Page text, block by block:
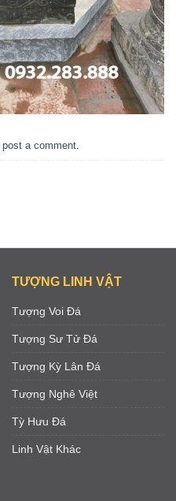
post a comment.
TƯỢNG LINH VẬT
Tượng Voi Đá
Tượng Sư Tử Đá
Tượng Kỳ Lân Đá
Tượng Nghê Việt
Tỳ Hưu Đá
Linh Vật Khác